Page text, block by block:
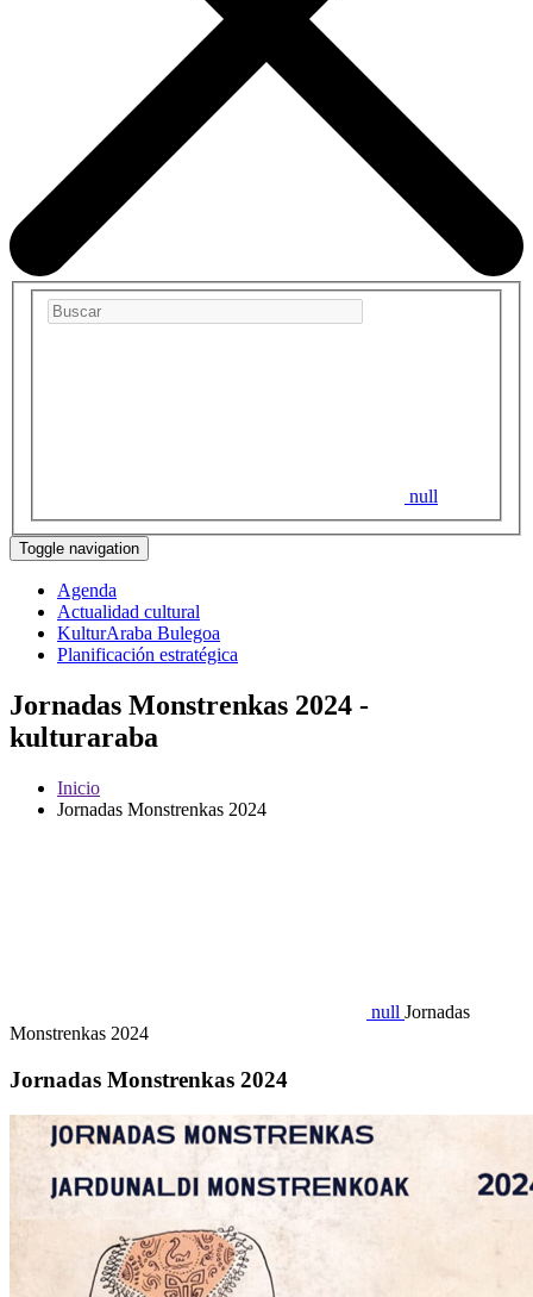
null
Toggle navigation
Agenda
Actualidad cultural
KulturAraba Bulegoa
Planificación estratégica
Jornadas Monstrenkas 2024 -
kulturaraba
Inicio
Jornadas Monstrenkas 2024
null Jornadas
Monstrenkas 2024
Jornadas Monstrenkas 2024